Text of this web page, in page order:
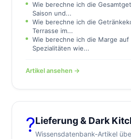
Wie berechne ich die
Saison und...
Wie berechne ich die
Terrasse im...
Wie berechne ich die Marge auf
Spezialitäten wie...
Artikel ansehen →
?Lieferung & Dark
Wissensdatenbank-Artikel